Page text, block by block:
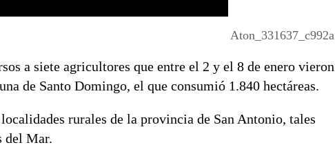
Aton_331637_c992a
a siete agricultores que entre el 2 y el 8 de enero vieron
de Santo Domingo, el que consumió 1.840 hectáreas.
rurales de la provincia de San Antonio, tales
del Mar.